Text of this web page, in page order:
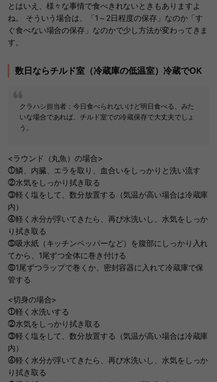
とはいえ、様々な事情で食べきれないときもありますよ
ね。 そういう場合は、「1～2日程度の保存」なのか「す
ぐ食べない場合の保存」なのかで少し方法が変わってきま
す。
数日ならチルド室（冷蔵庫の低温室）冷蔵でOK
クラハシ担当者：今日食べられないけど明日食べる、みた
いな場合であれば、チルド室での冷蔵保存で大丈夫でしょ
う。
<ラウンド（丸魚）の場合>
⓵鱗、内臓、エラを取り、血合いをしっかりと洗い流す
⓶水気をしっかり拭き取る
⓷軽く塩をして、数分放置する（気温が高い場合は冷蔵庫
内）
⓸軽く水分が浮いてきたら、再び水洗いし、水気をしっか
り拭き取る
⓹吸水紙（キッチンペッパーなど）を腹部にしっかり入れ
てから、1尾ずつ全体に巻き付ける
⓺1尾ずつラップで巻くか、密封容器に入れて冷蔵庫で保
管する
<切身の場合>
⓵軽く水洗いする
⓶水気をしっかり拭き取る
⓷軽く塩をして、数分放置する（気温が高い場合は冷蔵庫
内）
⓸軽く水分が浮いてきたら、再び水洗いし、水気をしっか
り拭き取る